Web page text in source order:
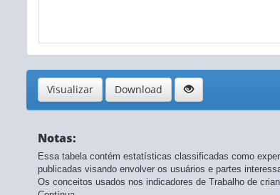
Visualizar Download
Notas:
Essa tabela contém estatísticas classificadas como
publicadas visando envolver os usuários e partes
Os conceitos usados nos indicadores de Trabalho de